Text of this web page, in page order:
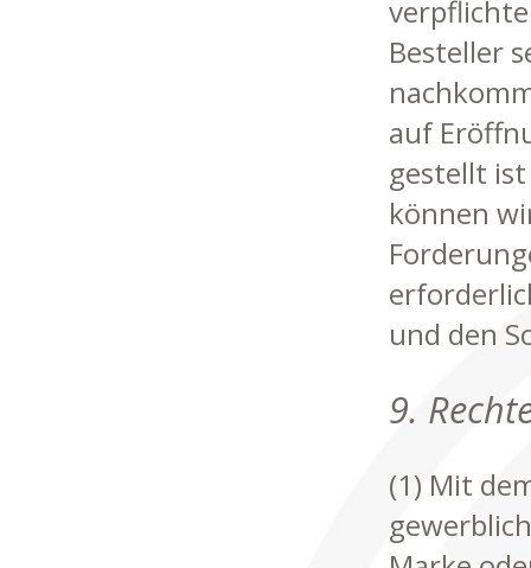
Besteller
auf
gestellt
können
und den
9.
(1) Mit